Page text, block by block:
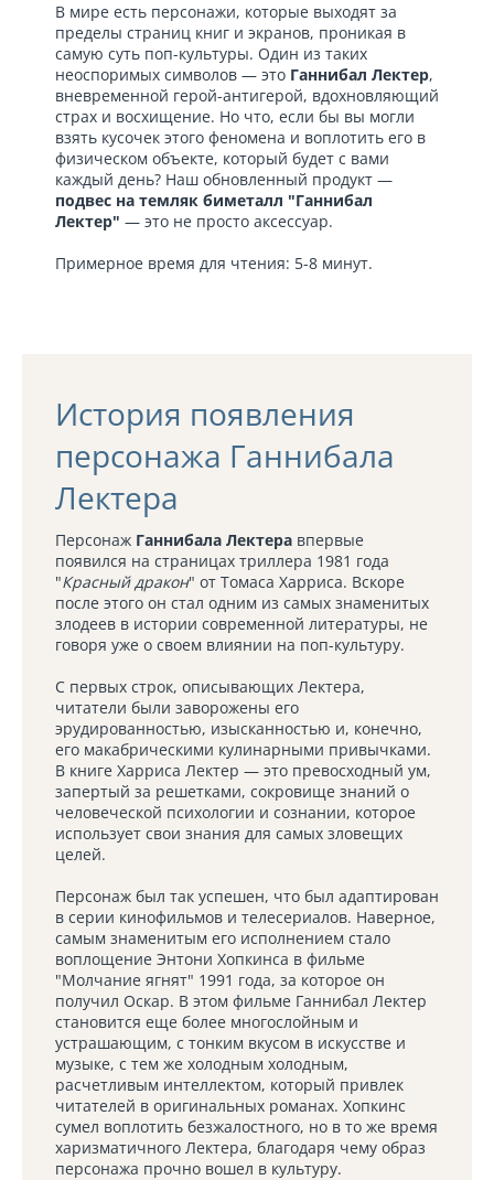
В мире есть персонажи, которые выходят за
пределы страниц книг и экранов, проникая в
самую суть поп-культуры. Один из таких
неоспоримых символов — это Ганнибал Лектер,
вневременной герой-антигерой, вдохновляющий
страх и восхищение. Но что, если бы вы могли
взять кусочек этого феномена и воплотить его в
физическом объекте, который будет с вами
каждый день? Наш обновленный продукт —
подвес на темляк биметалл "Ганнибал
Лектер" — это не просто аксессуар.
Примерное время для чтения: 5-8 минут.
История появления
персонажа Ганнибала
Лектера
Персонаж Ганнибала Лектера впервые
появился на страницах триллера 1981 года
"Красный дракон" от Томаса Харриса. Вскоре
после этого он стал одним из самых знаменитых
злодеев в истории современной литературы, не
говоря уже о своем влиянии на поп-культуру.
С первых строк, описывающих Лектера,
читатели были заворожены его
эрудированностью, изысканностью и, конечно,
его макабрическими кулинарными привычками.
В книге Харриса Лектер — это превосходный ум,
запертый за решетками, сокровище знаний о
человеческой психологии и сознании, которое
использует свои знания для самых зловещих
целей.
Персонаж был так успешен, что был адаптирован
в серии кинофильмов и телесериалов. Наверное,
самым знаменитым его исполнением стало
воплощение Энтони Хопкинса в фильме
"Молчание ягнят" 1991 года, за которое он
получил Оскар. В этом фильме Ганнибал Лектер
становится еще более многослойным и
устрашающим, с тонким вкусом в искусстве и
музыке, с тем же холодным холодным,
расчетливым интеллектом, который привлек
читателей в оригинальных романах. Хопкинс
сумел воплотить безжалостного, но в то же время
харизматичного Лектера, благодаря чему образ
персонажа прочно вошел в культуру.